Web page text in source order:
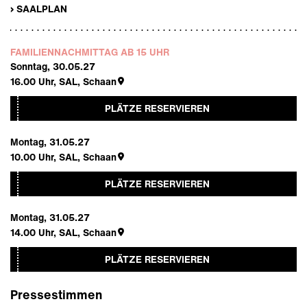
› SAALPLAN
FAMILIENNACHMITTAG AB 15 UHR
Sonntag, 30.05.27
16.00 Uhr,SAL, Schaan
PLÄTZE RESERVIEREN
Montag, 31.05.27
10.00 Uhr,SAL, Schaan
PLÄTZE RESERVIEREN
Montag, 31.05.27
14.00 Uhr,SAL, Schaan
PLÄTZE RESERVIEREN
Pressestimmen